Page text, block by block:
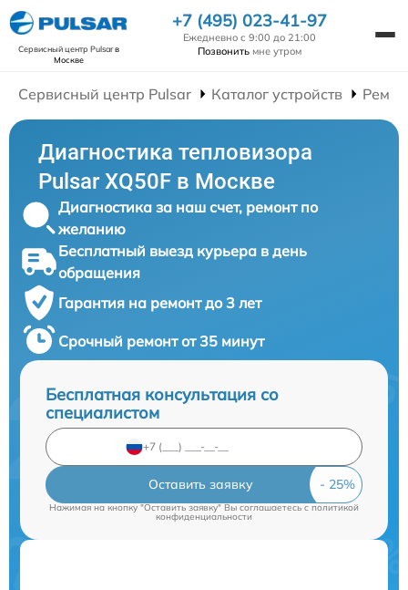
Сервисный центр Pulsarв
Москве
+7 (495) 023-41-97
Ежедневно с 9:00 до 21:00
Позвонить мне утром
Сервисный центр Pulsar Каталог устройств
Диагностика тепловизора
Pulsar XQ50F в Москве
Диагностика за наш счет, ремонт по
желанию
Бесплатный выезд курьера в день
обращения
Гарантия на ремонт до 3 лет
Срочный ремонт от 35 минут
Бесплатная консультация со
специалистом
Оставить заявку
Нажимая на кнопку "Оставить заявку" Вы соглашаетесь cполитикой
конфиденциальности